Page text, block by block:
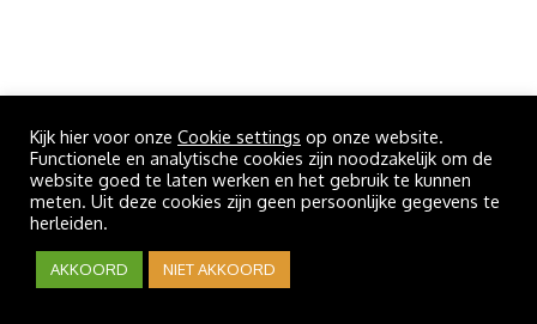
Kijk hier voor onze Cookie settings op onze website.
Functionele en analytische cookies zijn noodzakelijk om de
website goed te laten werken en het gebruik te kunnen
meten. Uit deze cookies zijn geen persoonlijke gegevens te
herleiden.
AKKOORD NIET AKKOORD